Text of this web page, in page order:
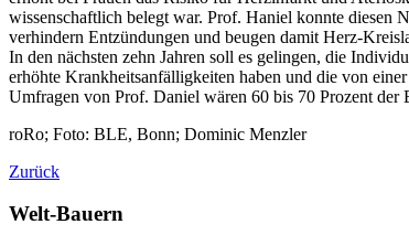
wissenschaftlich belegt war. Prof. Haniel konnte
verhindern Entzündungen und beugen damit Herz-
In den nächsten zehn Jahren soll es gelingen, die
erhöhte Krankheitsanfälligkeiten haben und die von
Umfragen von Prof. Daniel wären 60 bis 70 Prozent der
roRo; Foto: BLE, Bonn; Dominic Menzler
Zurück
Welt-Bauern